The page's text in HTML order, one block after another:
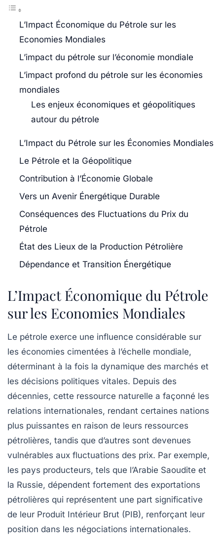
L’Impact Économique du Pétrole sur les
Economies Mondiales
L’impact du pétrole sur l’économie mondiale
L’impact profond du pétrole sur les économies
mondiales
Les enjeux économiques et géopolitiques
autour du pétrole
L’Impact du Pétrole sur les Économies Mondiales
Le Pétrole et la Géopolitique
Contribution à l’Économie Globale
Vers un Avenir Énergétique Durable
Conséquences des Fluctuations du Prix du
Pétrole
État des Lieux de la Production Pétrolière
Dépendance et Transition Énergétique
L’Impact Économique du Pétrole
sur les Economies Mondiales
Le pétrole exerce une influence considérable sur
les économies cimentées à l’échelle mondiale,
déterminant à la fois la dynamique des marchés et
les décisions politiques vitales. Depuis des
décennies, cette ressource naturelle a façonné les
relations internationales, rendant certaines nations
plus puissantes en raison de leurs ressources
pétrolières, tandis que d’autres sont devenues
vulnérables aux fluctuations des prix. Par exemple,
les pays producteurs, tels que l’Arabie Saoudite et
la Russie, dépendent fortement des exportations
pétrolières qui représentent une part significative
de leur Produit Intérieur Brut (PIB), renforçant leur
position dans les négociations internationales.